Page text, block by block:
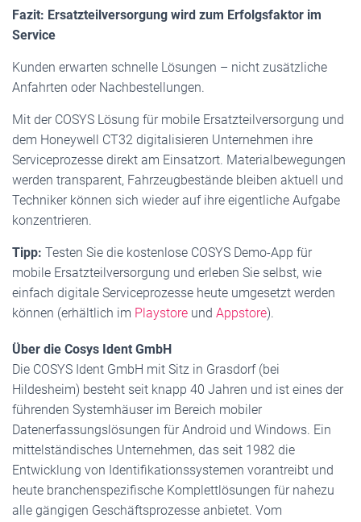
Fazit: Ersatzteilversorgung wird zum Erfolgsfaktor im
Service
Kunden erwarten schnelle Lösungen – nicht zusätzliche
Anfahrten oder Nachbestellungen.
Mit der COSYS Lösung für mobile Ersatzteilversorgung und
dem Honeywell CT32 digitalisieren Unternehmen ihre
Serviceprozesse direkt am Einsatzort. Materialbewegungen
werden transparent, Fahrzeugbestände bleiben aktuell und
Techniker können sich wieder auf ihre eigentliche Aufgabe
konzentrieren.
Tipp: Testen Sie die kostenlose COSYS Demo-App für
mobile Ersatzteilversorgung und erleben Sie selbst, wie
einfach digitale Serviceprozesse heute umgesetzt werden
können (erhältlich im Playstore und Appstore).
Über die Cosys Ident GmbH
Die COSYS Ident GmbH mit Sitz in Grasdorf (bei
Hildesheim) besteht seit knapp 40 Jahren und ist eines der
führenden Systemhäuser im Bereich mobiler
Datenerfassungslösungen für Android und Windows. Ein
mittelständisches Unternehmen, das seit 1982 die
Entwicklung von Identifikationssystemen vorantreibt und
heute branchenspezifische Komplettlösungen für nahezu
alle gängigen Geschäftsprozesse anbietet. Vom